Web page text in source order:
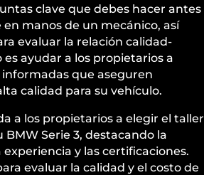
clave que debes hacer antes
manos de un mecánico, así
evaluar la relación calidad-
es ayudar a los propietarios a
que aseguren
calidad para su vehículo.
a los propietarios a elegir el taller
BMW Serie 3, destacando la
y las certificaciones.
evaluar la calidad y el costo de